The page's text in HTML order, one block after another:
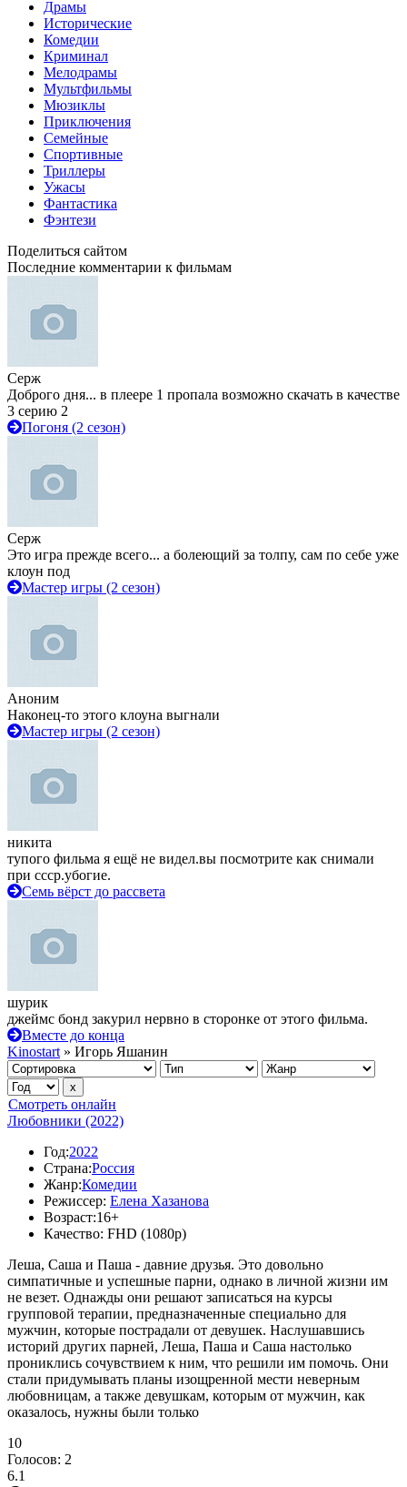
Драмы
Исторические
Комедии
Криминал
Мелодрамы
Мультфильмы
Мюзиклы
Приключения
Семейные
Спортивные
Триллеры
Ужасы
Фантастика
Фэнтези
Поделиться сайтом
Последние комментарии к фильмам
Серж
Доброго дня... в плеере 1 пропала возможно скачать в качестве
3 серию 2
Погоня (2 сезон)
Серж
Это игра прежде всего... а болеющий за толпу, сам по себе уже
клоун под
Мастер игры (2 сезон)
Аноним
Наконец-то этого клоуна выгнали
Мастер игры (2 сезон)
никита
тупого фильма я ещё не видел.вы посмотрите как снимали
при ссср.убогие.
Семь вёрст до рассвета
шурик
джеймс бонд закурил нервно в сторонке от этого фильма.
Вместе до конца
Kinostart » Игорь Яшанин
Смотреть онлайн
Любовники (2022)
Год:2022
Страна:Россия
Жанр:Комедии
Режиссер: Елена Хазанова
Возраст:16+
Качество: FHD (1080p)
Леша, Саша и Паша - давние друзья. Это довольно
симпатичные и успешные парни, однако в личной жизни им
не везет. Однажды они решают записаться на курсы
групповой терапии, предназначенные специально для
мужчин, которые пострадали от девушек. Наслушавшись
историй других парней, Леша, Паша и Саша настолько
прониклись сочувствием к ним, что решили им помочь. Они
стали придумывать планы изощренной мести неверным
любовницам, а также девушкам, которым от мужчин, как
оказалось, нужны были только
10
Голосов: 2
6.1